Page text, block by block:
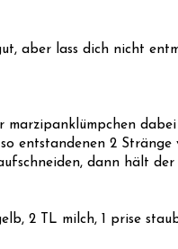
aber lass dich nicht
entstandenen 2
dann hält
2 TL milch, 1 prise